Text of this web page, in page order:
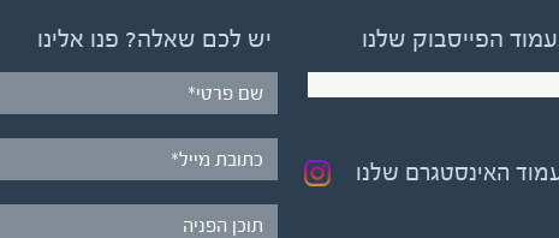
הפייסבוק שלנו
האינסטגרם שלנו
יש לכם שאלה? פנו אלינו